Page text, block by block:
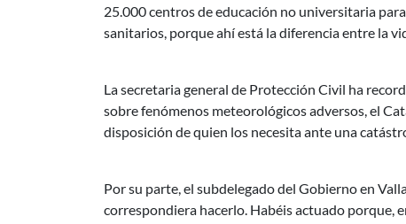
25.000 centros de educación no universitaria
sanitarios, porque ahí está la diferencia entre la
La secretaria general de Protección Civil ha
sobre fenómenos meteorológicos adversos, el
disposición de quien los necesita ante una
Por su parte, el subdelegado del Gobierno en
correspondiera hacerlo. Habéis actuado porque,